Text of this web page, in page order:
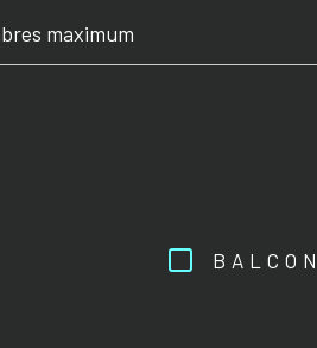
BALCON